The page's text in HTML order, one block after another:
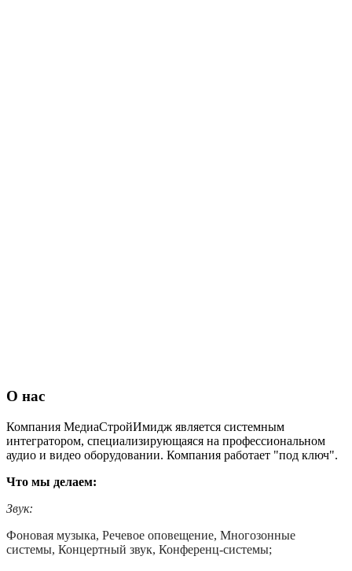
О нас
Компания МедиаСтройИмидж является системным
интегратором, специализирующаяся на профессиональном
аудио и видео оборудовании. Компания работает "под ключ".
Что мы делаем:
Звук:
Фоновая музыка, Речевое оповещение, Многозонные
системы, Концертный звук, Конференц-системы;